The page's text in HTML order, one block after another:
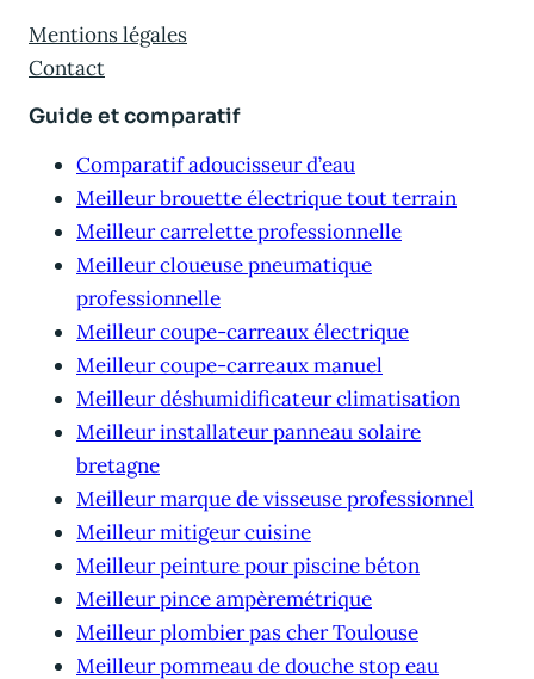
Mentions légales
Contact
Guide et comparatif
Comparatif adoucisseur d’eau
Meilleur brouette électrique tout terrain
Meilleur carrelette professionnelle
Meilleur cloueuse pneumatique
professionnelle
Meilleur coupe-carreaux électrique
Meilleur coupe-carreaux manuel
Meilleur déshumidificateur climatisation
Meilleur installateur panneau solaire
bretagne
Meilleur marque de visseuse professionnel
Meilleur mitigeur cuisine
Meilleur peinture pour piscine béton
Meilleur pince ampèremétrique
Meilleur plombier pas cher Toulouse
Meilleur pommeau de douche stop eau